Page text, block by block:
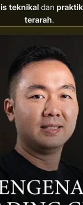
teknikaldan
terarah.